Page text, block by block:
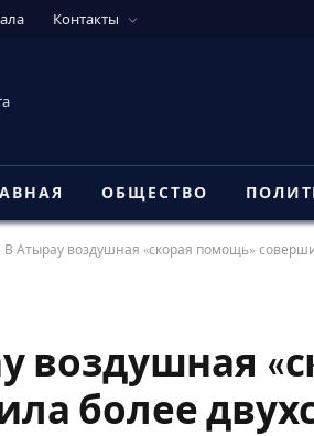
Контакты
ОБЩЕСТВО
В Атырау воздушная «скорая помощь»
воздушная
более